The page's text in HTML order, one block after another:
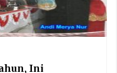
Ini